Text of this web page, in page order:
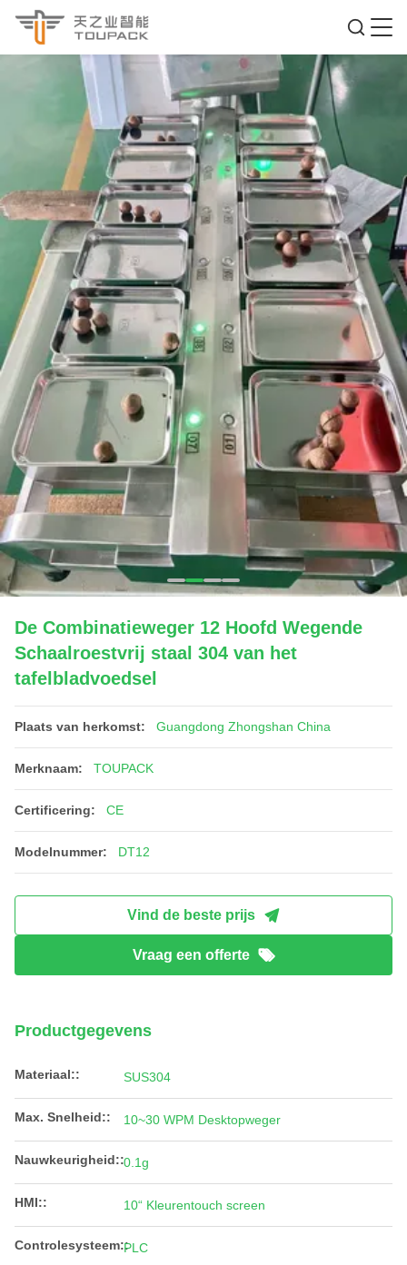
De Combinatieweger 12 Hoofd Wegende
Schaalroestvrij staal 304 van het
tafelbladvoedsel
Plaats van herkomst: Guangdong Zhongshan China
Merknaam: TOUPACK
Certificering: CE
Modelnummer: DT12
Vind de beste prijs
Vraag een offerte
Productgegevens
Materiaal:: SUS304
Max. Snelheid:: 10~30 WPM Desktopweger
Nauwkeurigheid::0.1g
HMI:: 10“ Kleurentouch screen
Controlesysteem::PLC